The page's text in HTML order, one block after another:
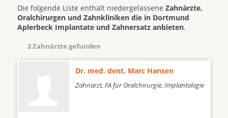
Die folgende Liste enthält niedergelassene Zahnärzte,
Oralchirurgen und Zahnkliniken die in Dortmund
Aplerbeck Implantate und Zahnersatz anbieten.
2 Zahnärzte gefunden
Dr. med. dent. Marc Hansen
Zahnarzt, FA für Oralchirurgie, Implantologie